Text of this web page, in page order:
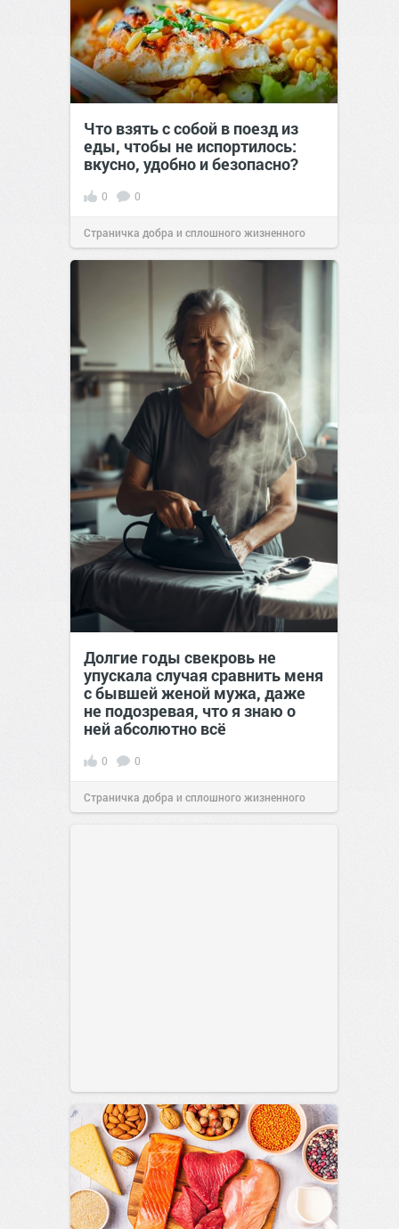
Что взять с собой в поезд из
еды, чтобы не испортилось:
вкусно, удобно и безопасно?
0 0
Страничка добра и сплошного жизненного
позитива!00:29Сегодня
Долгие годы свекровь не
упускала случая сравнить меня
с бывшей женой мужа, даже
не подозревая, что я знаю о
ней абсолютно всё
0 0
Страничка добра и сплошного жизненного